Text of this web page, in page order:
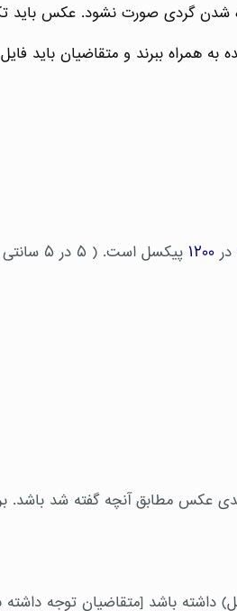
شدن گردی صورت نشود. عکس باید
در۱۲۰۰ پیکسل است. ( ۵ در ۵ سانتی متر )
مطابق آنچه گفته شد باشد.
رنگی ۲۴ بیت در هر واحد تصویری (پیکسل) داشته